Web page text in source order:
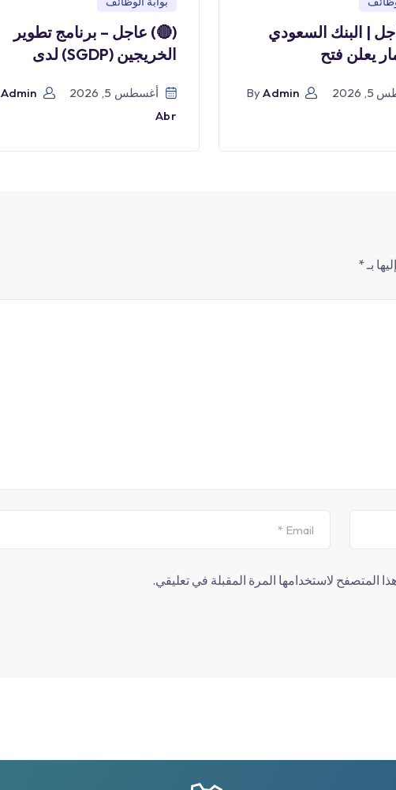
| البنك السعودي
يعلن فتح
2026
ByAdmin
(🔴) عاجل – برنامج تطوير
الخريجين (SGDP) لدى
أغسطس 5, 2026
Admin
Abr
بـ*
المتصفح لاستخدامها المرة المقبلة في تعليقي.